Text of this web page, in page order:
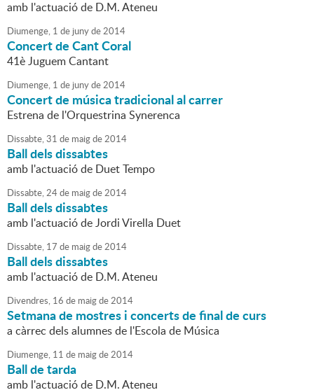
amb l'actuació de D.M. Ateneu
Diumenge, 1 de junyde2014
Concert de Cant Coral
41è Juguem Cantant
Diumenge, 1 de junyde2014
Concert de música tradicional al carrer
Estrena de l'Orquestrina Synerenca
Dissabte,31 de maigde2014
Ball dels dissabtes
amb l'actuació de Duet Tempo
Dissabte,24de maigde2014
Ball dels dissabtes
amb l'actuació de Jordi Virella Duet
Dissabte, 17 de maigde2014
Ball dels dissabtes
amb l'actuació de D.M. Ateneu
Divendres, 16 de maigde2014
Setmana de mostres i concerts de final de curs
a càrrec dels alumnes de l'Escola de Música
Diumenge, 11 de maigde2014
Ball de tarda
amb l'actuació de D.M. Ateneu